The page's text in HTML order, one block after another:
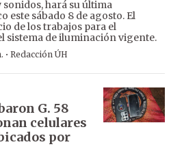
sonidos, hará su última
este sábado 8 de agosto. El
de los trabajos para el
sistema de iluminación vigente.
· Redacción ÚH
G. 58
celulares
por